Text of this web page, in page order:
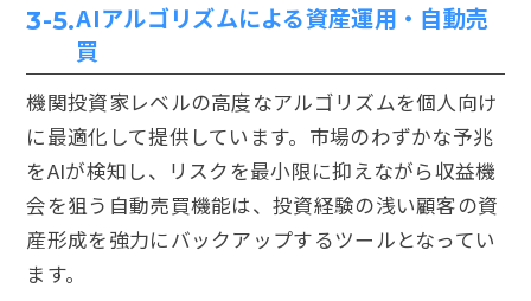
3-5.AIアルゴリズムによる資産運用・自動売
買
機関投資家レベルの高度なアルゴリズムを個人向け
に最適化して提供しています。市場のわずかな予兆
をAIが検知し、リスクを最小限に抑えながら収益機
会を狙う自動売買機能は、投資経験の浅い顧客の資
産形成を強力にバックアップするツールとなってい
ます。